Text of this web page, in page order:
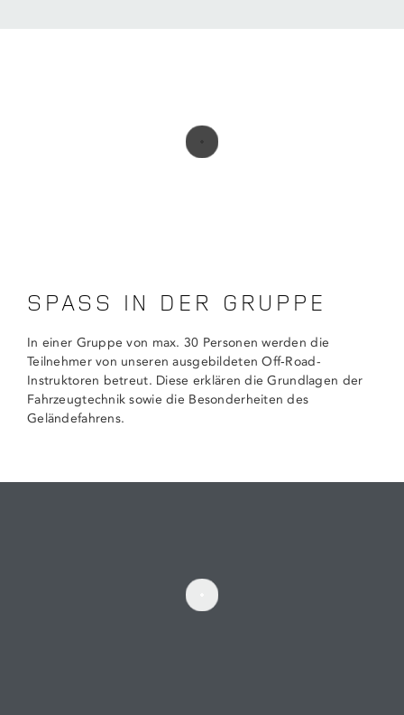
SPASS IN DER GRUPPE
In einer Gruppe von max. 30 Personen werden die
Teilnehmer von unseren ausgebildeten Off‑Road-
Instruktoren betreut. Diese erklären die Grundlagen der
Fahrzeugtechnik sowie die Besonderheiten des
Geländefahrens.